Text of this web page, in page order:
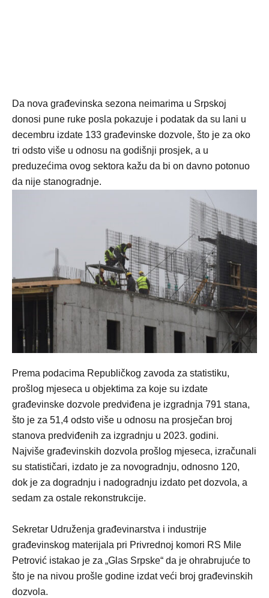
Da nova građevinska sezona neimarima u Srpskoj
donosi pune ruke posla pokazuje i podatak da su lani u
decembru izdate 133 građevinske dozvole, što je za oko
tri odsto više u odnosu na godišnji prosjek, a u
preduzećima ovog sektora kažu da bi on davno potonuo
da nije stanogradnje.
Prema podacima Republičkog zavoda za statistiku,
prošlog mjeseca u objektima za koje su izdate
građevinske dozvole predviđena je izgradnja 791 stana,
što je za 51,4 odsto više u odnosu na prosječan broj
stanova predviđenih za izgradnju u 2023. godini.
Najviše građevinskih dozvola prošlog mjeseca, izračunali
su statističari, izdato je za novogradnju, odnosno 120,
dok je za dogradnju i nadogradnju izdato pet dozvola, a
sedam za ostale rekonstrukcije.
Sekretar Udruženja građevinarstva i industrije
građevinskog materijala pri Privrednoj komori RS Mile
Petrović istakao je za „Glas Srpske“ da je ohrabrujuće to
što je na nivou prošle godine izdat veći broj građevinskih
dozvola.